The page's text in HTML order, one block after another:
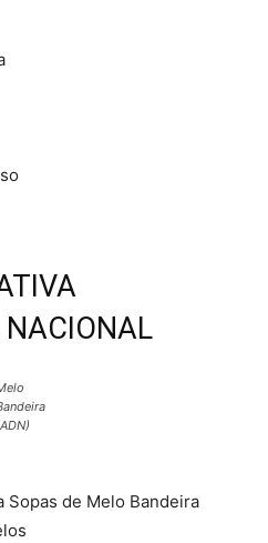
NACIONAL
Sopas de Melo Bandeira